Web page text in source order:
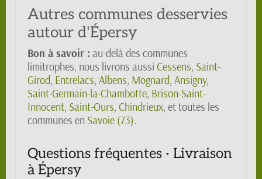
Autres communes desservies
autour d'Épersy
Bon à savoir : au-delà des communes
limitrophes, nous livrons aussi Cessens, Saint-
Girod, Entrelacs, Albens, Mognard, Ansigny,
Saint-Germain-la-Chambotte, Brison-Saint-
Innocent, Saint-Ours, Chindrieux, et toutes les
communes en Savoie (73).
Questions fréquentes · Livraison
à Épersy